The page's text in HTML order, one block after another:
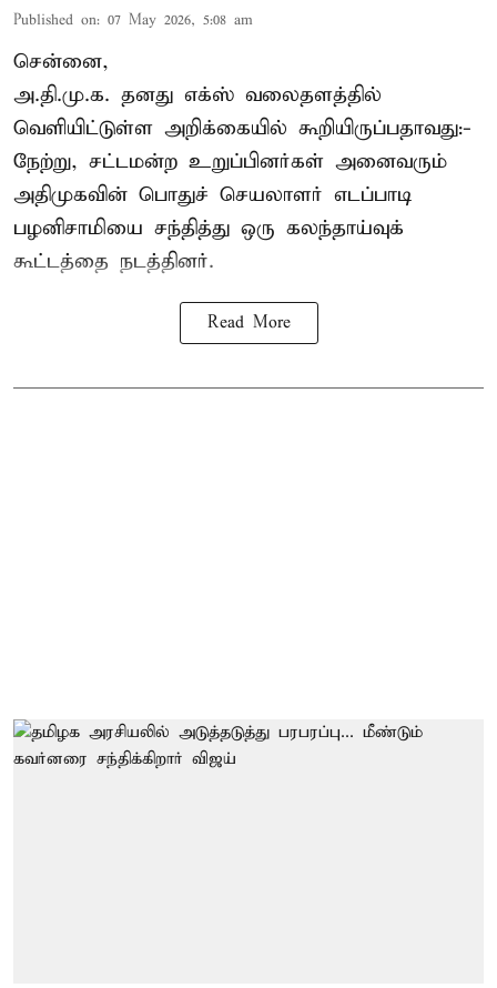
Published on: 07 May 2026, 5:08 am
சென்னை,
அ.தி.மு.க. தனது எக்ஸ் வலைதளத்தில்
வெளியிட்டுள்ள அறிக்கையில் கூறியிருப்பதாவது:-
நேற்று, சட்டமன்ற உறுப்பினர்கள் அனைவரும்
அதிமுகவின் பொதுச் செயலாளர் எடப்பாடி
பழனிசாமியை சந்தித்து ஒரு கலந்தாய்வுக்
கூட்டத்தை நடத்தினர்.
Read More